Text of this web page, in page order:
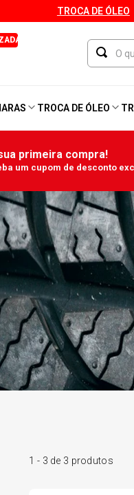
TROCA DE ÓLEO
TROCA DE ÓLEO
primeira compra!
um cupom de desconto
1 - 3 de 3 produtos
1º
2º
3º
4º
5
6º
7º
9º